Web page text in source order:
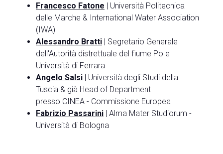
Francesco Fatone | Università Politecnica
delle Marche & International Water Association
(IWA)
Alessandro Bratti | Segretario Generale
dell'Autorità distrettuale del fiume Po e
Università di Ferrara
Angelo Salsi | Università degli Studi della
Tuscia & già Head of Department
presso CINEA - Commissione Europea
Fabrizio Passarini | Alma Mater Studiorum -
Università di Bologna